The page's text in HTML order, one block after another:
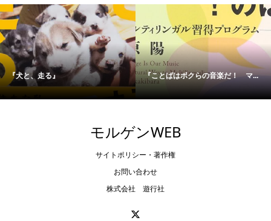
『犬と、走る』 『ことばはボクらの音楽だ！ マ...
モルゲンWEB
サイトポリシー・著作権
お問い合わせ
株式会社 遊行社